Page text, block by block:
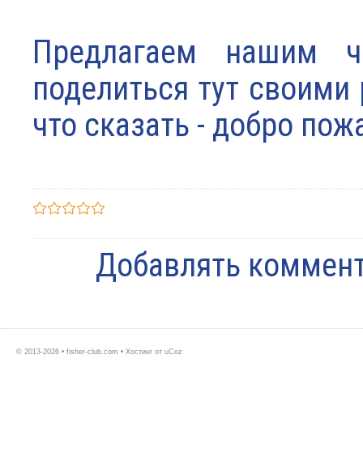
Предлагаем нашим
поделиться тут
что сказать - добро
Добавлять
© 2013-2026 • fisher-club.com • Хостинг от uCoz